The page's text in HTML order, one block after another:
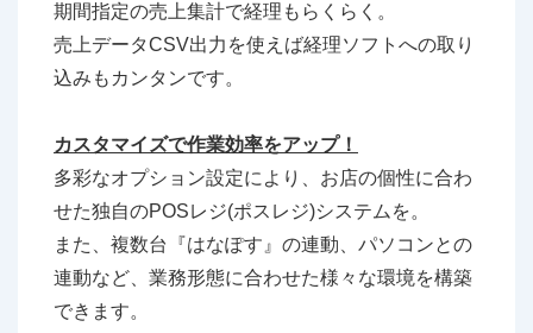
期間指定の売上集計で経理もらくらく。
売上データCSV出力を使えば経理ソフトへの取り
込みもカンタンです。
カスタマイズで作業効率をアップ！
多彩なオプション設定により、お店の個性に合わ
せた独自のPOSレジ(ポスレジ)システムを。
また、複数台『はなぽす』の連動、パソコンとの
連動など、業務形態に合わせた様々な環境を構築
できます。